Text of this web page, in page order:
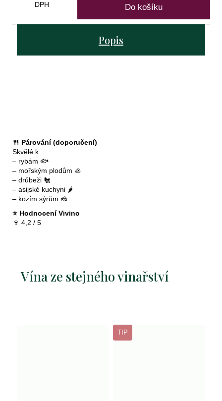
DPH
cena:
Do košíku
Popis
🍴 Párování (doporučení)
Skvělé k
– rybám 🐟
– mořským plodům 🦪
– drůbeži 🐔
– asijské kuchyni 🌶️
– kozím sýrům 🧀
⭐ Hodnocení Vivino
🍷 4,2 / 5
Vína ze stejného vinařství
TIP